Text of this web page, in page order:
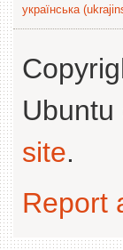
українська
Ubuntu
site.
Report